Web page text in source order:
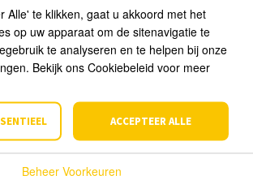
over dit product
Alle' te klikken, gaat u akkoord met het
op uw apparaat om de sitenavigatie te
te analyseren en te helpen bij onze
Bekijk ons Cookiebeleid voor meer
ACCEPTEER ALLE
Beheer Voorkeuren